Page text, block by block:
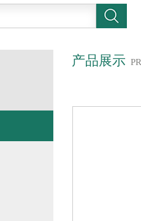
产品展示